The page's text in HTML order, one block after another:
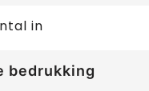
in
bedrukking